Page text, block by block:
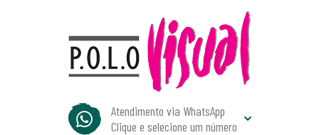
Atendimento via WhatsApp
Clique e selecione um número